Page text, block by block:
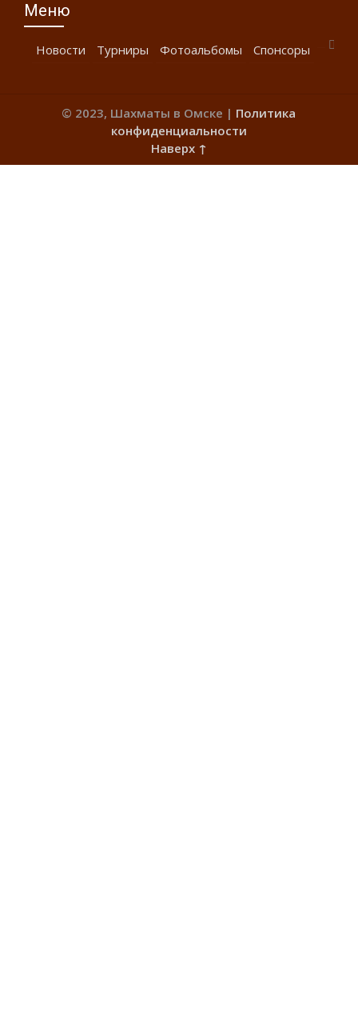
Меню
Новости Турниры Фотоальбомы Спонсоры
© 2023, Шахматы в Омске | Политика
конфиденциальности
Наверх ↑